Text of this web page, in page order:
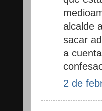
alcalde
sacar
a
2 de